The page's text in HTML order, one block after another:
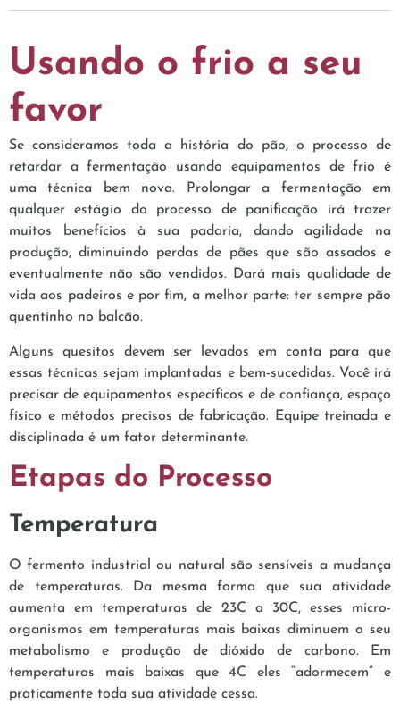
Usando o frio a seu
favor
Se consideramos toda a história do pão, o processo de
retardar a fermentação usando equipamentos de frio é
uma técnica bem nova. Prolongar a fermentação em
qualquer estágio do processo de panificação irá trazer
muitos benefícios à sua padaria, dando agilidade na
produção, diminuindo perdas de pães que são assados e
eventualmente não são vendidos. Dará mais qualidade de
vida aos padeiros e por fim, a melhor parte: ter sempre pão
quentinho no balcão.
Alguns quesitos devem ser levados em conta para que
essas técnicas sejam implantadas e bem-sucedidas. Você irá
precisar de equipamentos específicos e de confiança, espaço
físico e métodos precisos de fabricação. Equipe treinada e
disciplinada é um fator determinante.
Etapas do Processo
Temperatura
O fermento industrial ou natural são sensíveis a mudança
de temperaturas. Da mesma forma que sua atividade
aumenta em temperaturas de 23C a 30C, esses micro-
organismos em temperaturas mais baixas diminuem o seu
metabolismo e produção de dióxido de carbono. Em
temperaturas mais baixas que 4C eles “adormecem” e
praticamente toda sua atividade cessa.